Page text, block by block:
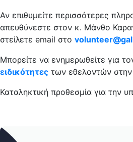
Αν επιθυμείτε περισσότερες
απευθύνεστε στον κ. Μάνθο
στείλετε email στο
Μπορείτε να ενημερωθείτε για
ειδικότητες των εθελοντών στην
Καταληκτική προθεσμία για την